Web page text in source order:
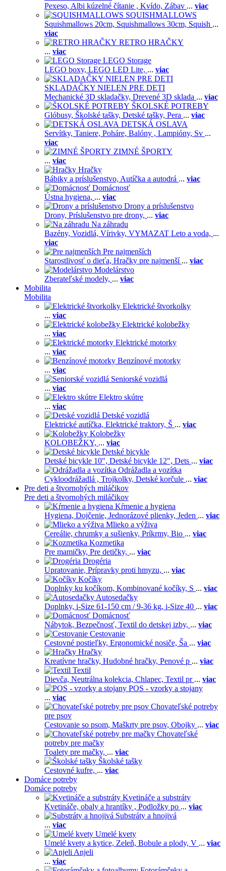
Pexeso, Albi kúzelné čítanie , Kvído, Zábav ... viac
SQUISHMALLOWS
Squishmallows 20cm, Squishmallows 30cm, Squish ...
viac
RETRO HRAČKY
... viac
LEGO Storage
LEGO boxy, LEGO LED Lite, ... viac
SKLADAČKY NIELEN PRE DETI
Mechanické 3D skladačky, Drevené 3D sklada ... viac
ŠKOLSKÉ POTREBY
Glóbusy, Školské tašky, Detské tašky, Pera ... viac
DETSKÁ OSLAVA
Servítky, Taniere, Poháre, Balóny , Lampióny, Sv ...
viac
ZIMNÉ ŠPORTY
... viac
Hračky
Bábiky a príslušenstvo, Autíčka a autodrá ... viac
Domácnosť
Ústna hygiena, ... viac
Drony a príslušenstvo
Drony, Príslušenstvo pre drony, ... viac
Na záhradu
Bazény, Vozidlá, Vírivky, VYMAZAT Leto a voda, ...
viac
Pre najmenších
Starostlivosť o dieťa, Hračky pre najmenší ... viac
Modelárstvo
Zberateľské modely, ... viac
Mobilita
Mobilita
Elektrické štvorkolky
... viac
Elektrické kolobežky
... viac
Elektrické motorky
... viac
Benzínové motorky
... viac
Seniorské vozidlá
... viac
Elektro skútre
... viac
Detské vozidlá
Elektrické autíčka, Elektrické traktory, Š ... viac
Kolobežky
KOLOBEŽKY, ... viac
Detské bicykle
Detské bicykle 10", Detské bicykle 12", Dets ... viac
Odrážadla a vozítka
Cykloodrážadlá , Trojkolky, Detské korčule ... viac
Pre deti a štvornohých miláčikov
Pre deti a štvornohých miláčikov
Kŕmenie a hygiena
Hygiena, Dojčenie, Jednorázové plienky, Jeden ... viac
Mlieko a výživa
Cereálie, chrumky a sušienky, Príkrmy, Bio ... viac
Kozmetika
Pre mamičky, Pre detičky, ... viac
Drogéria
Upratovanie, Prípravky proti hmyzu, ... viac
Kočíky
Doplnky ku kočíkom, Kombinované kočíky, S ... viac
Autosedačky
Doplnky, i-Size 61-150 cm / 9-36 kg, i-Size 40 ... viac
Domácnosť
Nábytok, Bezpečnosť, Textil do detskej izby, ... viac
Cestovanie
Cestovné postieľky, Ergonomické nosiče, Ša ... viac
Hračky
Kreatívne hračky, Hudobné hračky, Penové p ... viac
Textil
Dievča, Neutrálna kolekcia, Chlapec, Textil pr ... viac
POS - vzorky a stojany
... viac
Chovateľské potreby
pre psov
Cestovanie so psom, Maškrty pre psov, Obojky ... viac
Chovateľské
potreby pre mačky
Toalety pre mačky, ... viac
Školské tašky
Cestovné kufre, ... viac
Domáce potreby
Domáce potreby
Kvetináče a substráty
Kvetináče, obaly a hrantíky , Podložky po ... viac
Substráty a hnojivá
... viac
Umelé kvety
Umelé kvety a kytice, Zeleň, Bobule a plody, V ... viac
Anjeli
... viac